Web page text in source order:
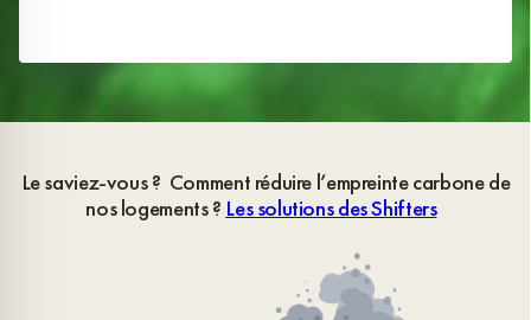
Le saviez-vous ? Comment réduire l’empreinte carbone de
nos logements ? Les solutions des Shifters